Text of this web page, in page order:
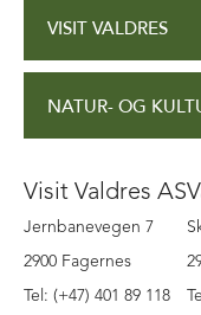
VISIT VALDRES
NATUR- OG
Visit Valdres AS
Jernbanevegen 7
2900 Fagernes
Tel: (+47) 401 89 118